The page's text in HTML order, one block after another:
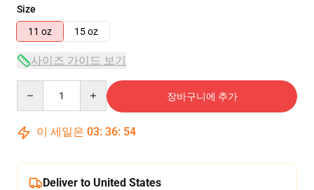
Size
11 oz
15 oz
사이즈 가이드 보기
장바구니에 추가
이 세일은 03: 36: 54
Deliver to United States